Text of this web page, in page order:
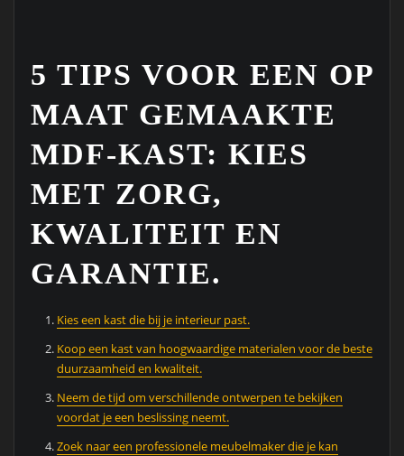
5 TIPS VOOR EEN OP
MAAT GEMAAKTE
MDF-KAST: KIES
MET ZORG,
KWALITEIT EN
GARANTIE.
Kies een kast die bij je interieur past.
Koop een kast van hoogwaardige materialen voor de beste
duurzaamheid en kwaliteit.
Neem de tijd om verschillende ontwerpen te bekijken
voordat je een beslissing neemt.
Zoek naar een professionele meubelmaker die je kan